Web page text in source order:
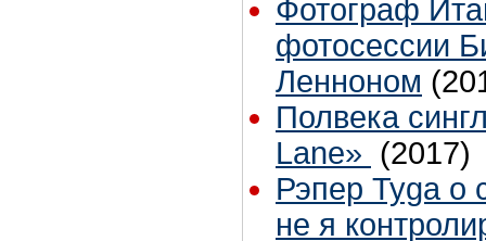
Фотограф
фотосессии
Ленноном
Полвека
Lane» (2017)
Рэпер Tyga о
не я